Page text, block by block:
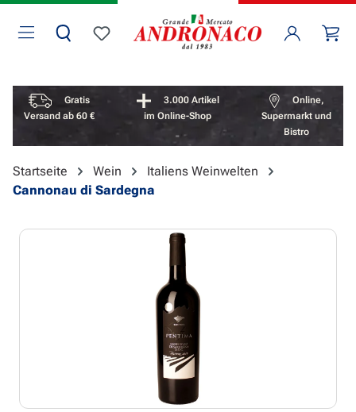
Zum Hauptinhalt springen
Du hast 0 Produkte auf dem Merkzettel
Vorteile überspringen
Gratis
Versand ab 60 €
3.000 Artikel
im Online-Shop
Online,
Supermarkt und
Bistro
Startseite Wein
Italiens Weinwelten
Cannonau di Sardegna
Bildergalerie überspringen